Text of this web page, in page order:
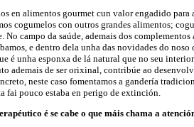
en alimentos gourmet cun valor engadido para
cogumelos con outros grandes alimentos;
No campo da saúde, ademais dos
e dentro dela unha das novidades do noso
é unha esponxa de lá natural que no seu
ademais de ser orixinal, contribúe ao
neste caso fomentamos a gandería
fai pouco estaba en perigo de extinción.
é se cabe o que máis chama a